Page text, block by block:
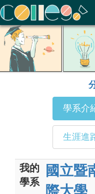
ColleGo! 大學選才與高中育
學系介
生涯進
我的
學系
國立暨
際大學